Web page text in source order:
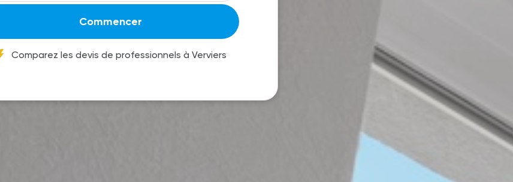
Commencer
Comparez les devis de professionnels à Verviers